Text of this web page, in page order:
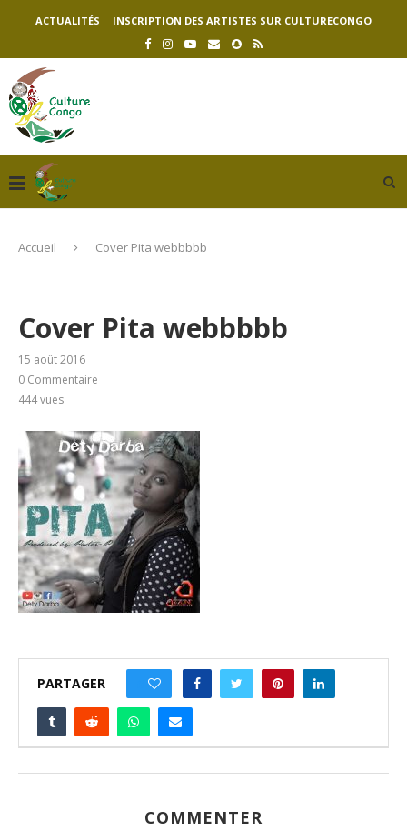
ACTUALITÉS INSCRIPTION DES ARTISTES SUR CULTURECONGO
Accueil Cover Pita webbbbb
Cover Pita webbbbb
15 août 2016
0 Commentaire
444vues
PARTAGER
COMMENTER